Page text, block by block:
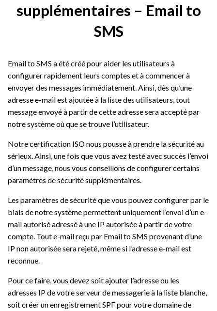
supplémentaires – Email to
SMS
Email to SMS a été créé pour aider les utilisateurs à
configurer rapidement leurs comptes et à commencer à
envoyer des messages immédiatement. Ainsi, dès qu’une
adresse e-mail est ajoutée à la liste des utilisateurs, tout
message envoyé à partir de cette adresse sera accepté par
notre système où que se trouve l’utilisateur.
Notre certification ISO nous pousse à prendre la sécurité au
sérieux. Ainsi, une fois que vous avez testé avec succès l’envoi
d’un message, nous vous conseillons de configurer certains
paramètres de sécurité supplémentaires.
Les paramètres de sécurité que vous pouvez configurer par le
biais de notre système permettent uniquement l’envoi d’un e-
mail autorisé adressé à une IP autorisée à partir de votre
compte. Tout e-mail reçu par Email to SMS provenant d’une
IP non autorisée sera rejeté, même si l’adresse e-mail est
reconnue.
Pour ce faire, vous devez soit ajouter l’adresse ou les
adresses IP de votre serveur de messagerie à la liste blanche,
soit créer un enregistrement SPF pour votre domaine de